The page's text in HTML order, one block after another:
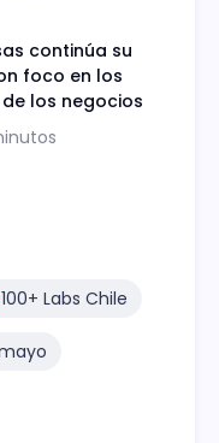
continúa su
foco en los
los negocios
100+ Labs Chile